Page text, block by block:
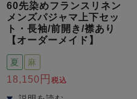
ガール
売れ筋ランキング
目的別でさがす
すべてのメン
ズ
60先染めフランスリネン
メンズパジャマ上下セッ
ト・長袖/前開き/襟あり
【オーダーメイド】
夏 麻
18,150 税込